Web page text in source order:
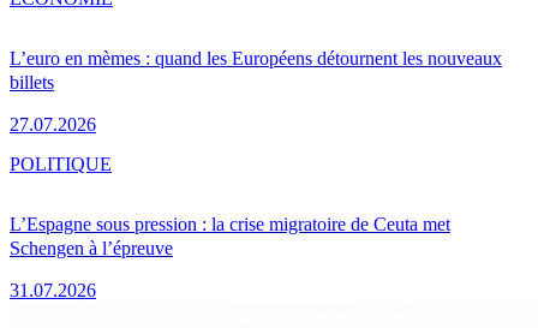
L’euro en mèmes : quand les Européens détournent les nouveaux
billets
27.07.2026
L’Espagne sous pression : la crise migratoire de Ceuta met
Schengen à l’épreuve
31.07.2026
POLITIQUE